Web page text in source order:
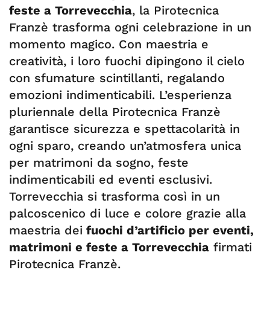
feste a Torrevecchia, la Pirotecnica
Franzè trasforma ogni celebrazione in un
momento magico. Con maestria e
creatività, i loro fuochi dipingono il cielo
con sfumature scintillanti, regalando
emozioni indimenticabili. L’esperienza
pluriennale della Pirotecnica Franzè
garantisce sicurezza e spettacolarità in
ogni sparo, creando un’atmosfera unica
per matrimoni da sogno, feste
indimenticabili ed eventi esclusivi.
Torrevecchia si trasforma così in un
palcoscenico di luce e colore grazie alla
maestria dei fuochi d’artificio per eventi,
matrimoni e feste a Torrevecchia firmati
Pirotecnica Franzè.